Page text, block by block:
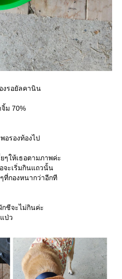
งรอยัลคานิน
ม 70%
อรองท้องไป
ๆให้เธอตามภาพค่ะ
จะเริ่มกินแถวนั้น
ที่กองหนากว่าอีกที
กชีจะไม่กินค่ะ
ป่ว